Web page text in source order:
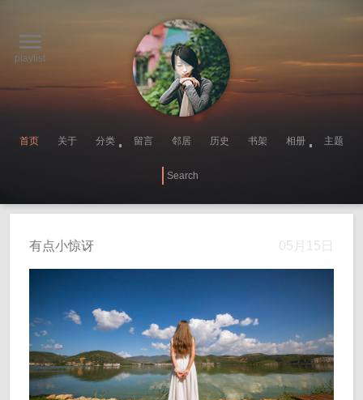
playlist
首页 关于 分类 留言 邻居 历史 书架 相册 主题
有点小惊讶 05月15日